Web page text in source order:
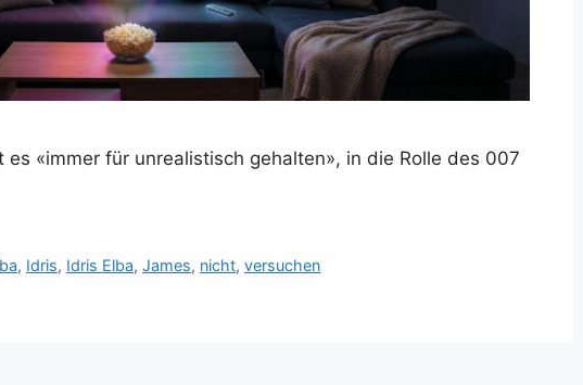
«immer für unrealistisch gehalten», in die Rolle des 007
, Idris, Idris Elba,James, nicht,versuchen